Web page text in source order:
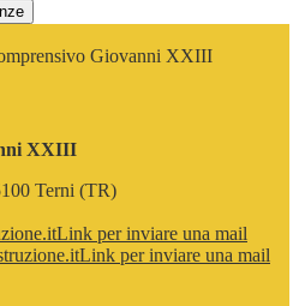
Giovanni XXIII
XXIII
Terni (TR)
Link per inviare una mail
Link per inviare una mail